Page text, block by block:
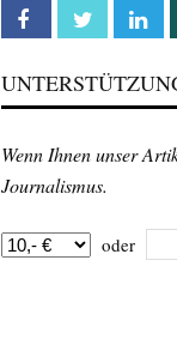
Facebook Twitter
Wenn Ihnen unser
Journalismus.
oder